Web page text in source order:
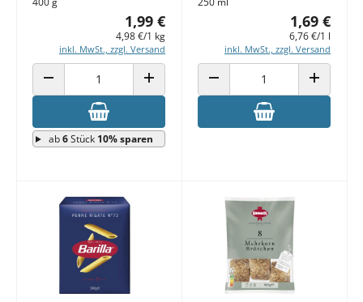
1,99 €
4,98 €/1 kg
inkl. MwSt., zzgl. Versand
ANZAHL VERRINGERN ANZAHL ERHÖHEN
ab6Stück 10% sparen
1,69 €
6,76 €/1 l
inkl. MwSt., zzgl. Versand
ANZAHL VERRINGERN ANZAHL